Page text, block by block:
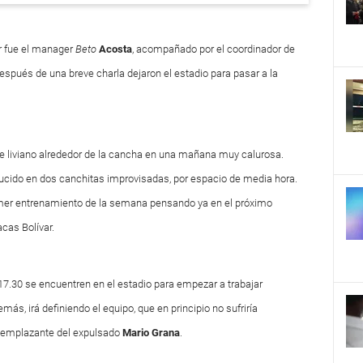
fue el managerBeto Acosta, acompañado por el coordinador de
de una breve charla dejaron el estadio para pasar a la
alrededor de la cancha en una mañana muy calurosa.
en dos canchitas improvisadas, por espacio de media hora.
entrenamiento de la semana pensando ya en el próximo
Bolívar.
se encuentren en el estadio para empezar a trabajar
irá definiendo el equipo, que en principio no sufriría
del expulsado Mario Grana.